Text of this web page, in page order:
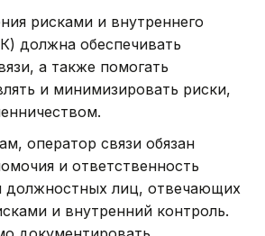
рисками и внутреннего
должна обеспечивать
а также помогать
и минимизировать риски,
оператор связи обязан
и ответственность
должностных лиц, отвечающих
и внутренний контроль.